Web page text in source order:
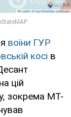
воїни ГУР
косі в
цій
зокрема МТ-